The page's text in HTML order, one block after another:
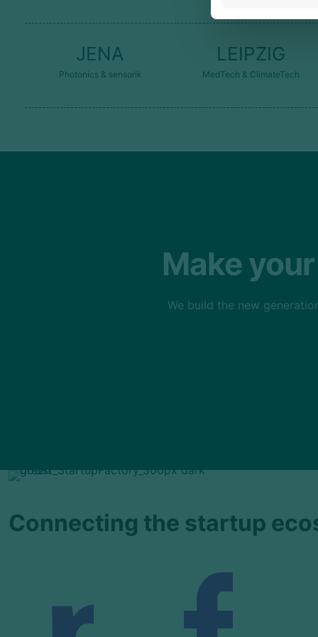
JENA
Photonics & sensorik
LEIPZIG
MedTech & ClimateTech
Make
We build the new
Connecting the startup